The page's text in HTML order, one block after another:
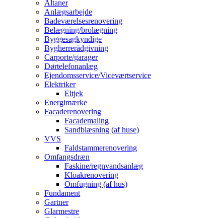
Altaner
Anlægsarbejde
Badeværelsesrenovering
Belægning/brolægning
Byggesagkyndige
Bygherrerådgivning
Carporte/garager
Dørtelefonanlæg
Ejendomsservice/Viceværtservice
Elektriker
Eltjek
Energimærke
Facaderenovering
Facademaling
Sandblæsning (af huse)
VVS
Faldstammerenovering
Omfangsdræn
Faskine/regnvandsanlæg
Kloakrenovering
Omfugning (af hus)
Fundament
Gartner
Glarmestre